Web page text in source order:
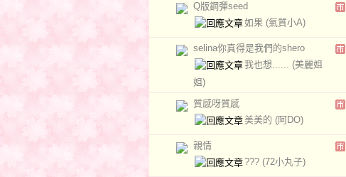
Q版鋼彈seed
如果 (氣質小A)
selina你真得是我們的shero
我也想...... (美麗姐
姐)
質感呀質感
美美的 (阿DO)
親情
??? (72小丸子)